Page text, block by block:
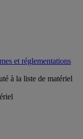
et réglementations
à la liste de matériel